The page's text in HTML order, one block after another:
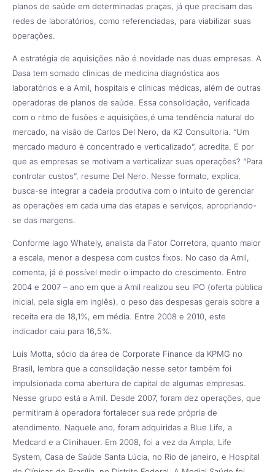
planos de saúde em determinadas praças, já que precisam das
redes de laboratórios, como referenciadas, para viabilizar suas
operações.
A estratégia de aquisições não é novidade nas duas empresas. A
Dasa tem somado clínicas de medicina diagnóstica aos
laboratórios e a Amil, hospitais e clínicas médicas, além de outras
operadoras de planos de saúde. Essa consolidação, verificada
com o ritmo de fusões e aquisições,é uma tendência natural do
mercado, na visão de Carlos Del Nero, da K2 Consultoria. “Um
mercado maduro é concentrado e verticalizado”, acredita. E por
que as empresas se motivam a verticalizar suas operações? “Para
controlar custos”, resume Del Nero. Nesse formato, explica,
busca-se integrar a cadeia produtiva com o intuito de gerenciar
as operações em cada uma das etapas e serviços, apropriando-
se das margens.
Conforme lago Whately, analista da Fator Corretora, quanto maior
a escala, menor a despesa com custos fixos. No caso da Amil,
comenta, já é possível medir o impacto do crescimento. Entre
2004 e 2007 – ano em que a Amil realizou seu IPO (oferta pública
inicial, pela sigla em inglês), o peso das despesas gerais sobre a
receita era de 18,1%, em média. Entre 2008 e 2010, este
indicador caiu para 16,5%.
Luis Motta, sócio da área de Corporate Finance da KPMG no
Brasil, lembra que a consolidação nesse setor também foi
impulsionada coma abertura de capital de algumas empresas.
Nesse grupo está a Amil. Desde 2007, foram dez operações, que
permitiram à operadora fortalecer sua rede própria de
atendimento. Naquele ano, foram adquiridas a Blue Life, a
Medcard e a Clinihauer. Em 2008, foi a vez da Ampla, Life
System, Casa de Saúde Santa Lúcia, no Rio de janeiro, e Hospital